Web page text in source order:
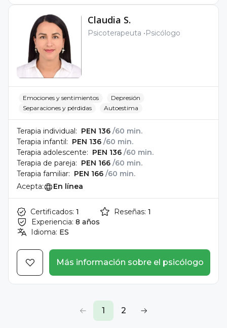
Claudia S.
Psicoterapeuta Psicólogo
Emociones y sentimientos
Depresión
Separaciones y pérdidas
Autoestima
Terapia individual: PEN 136 /60 min.
Terapia infantil: PEN 136 /60 min.
Terapia adolescente: PEN 136 /60 min.
Terapia de pareja: PEN 166 /60 min.
Terapia familiar: PEN 166 /60 min.
Acepta:
En línea
Certificados: 1
Experiencia: 8 años
Idioma: ES
Reseñas: 1
Más información sobre el psicólogo
1 2